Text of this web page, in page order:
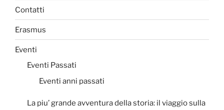
Contatti
Erasmus
Eventi
Eventi Passati
Eventi anni passati
La piu’ grande avventura della storia: il viaggio sulla